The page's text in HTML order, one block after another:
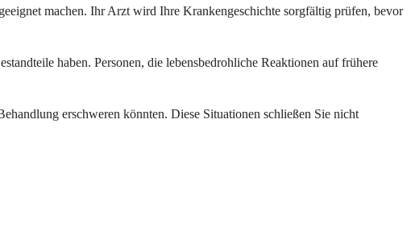
machen. Ihr Arzt wird Ihre Krankengeschichte sorgfältig prüfen, bevor
haben. Personen, die lebensbedrohliche Reaktionen auf frühere
erschweren könnten. Diese Situationen schließen Sie nicht